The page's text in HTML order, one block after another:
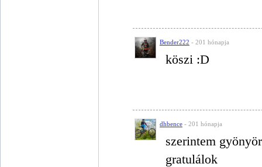
Bender222 - 201 hónapja
köszi :D
dhbence - 201 hónapja
szerintem
gratulálok